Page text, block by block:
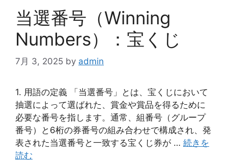
当選番号（Winning
Numbers）：宝くじ
7月 3, 2025 by admin
1. 用語の定義 「当選番号」とは、宝くじにおいて
抽選によって選ばれた、賞金や賞品を得るために
必要な番号を指します。通常、組番号（グループ
番号）と6桁の券番号の組み合わせで構成され、発
表された当選番号と一致する宝くじ券が … 続きを
読む